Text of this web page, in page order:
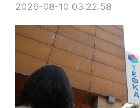
2026-08-10 03:22:58